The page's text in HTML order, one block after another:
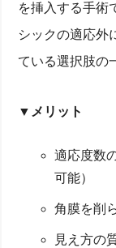
を挿入する手術
シックの適応外
ている選択肢の
▼メリット
適応度数
可能）
角膜を削
見え方の